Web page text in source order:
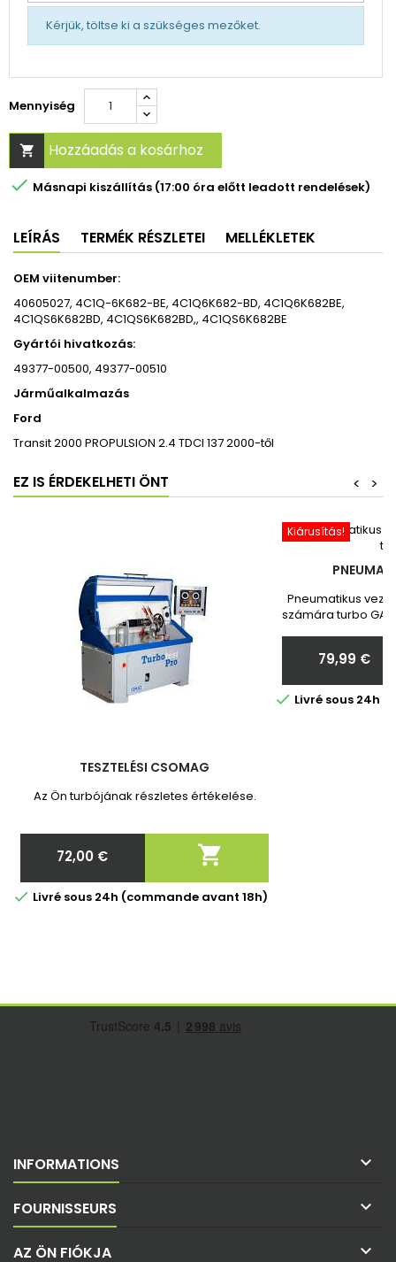
Kérjük, töltse ki a szükséges mezőket.
Mennyiség
 Hozzáadás a kosárhoz
 Másnapi kiszállítás (17:00 óra előtt leadott rendelések)
LEÍRÁS TERMÉK RÉSZLETEI MELLÉKLETEK
OEM viitenumber:
40605027, 4C1Q-6K682-BE, 4C1Q6K682-BD, 4C1Q6K682BE,
4C1QS6K682BD, 4C1QS6K682BD,, 4C1QS6K682BE
Gyártói hivatkozás:
49377-00500, 49377-00510
Járműalkalmazás
Ford
Transit 2000 PROPULSION 2.4 TDCI 137 2000-től
EZ IS ÉRDEKELHETI ÖNT >
<
TESZTELÉSI CSOMAG
Az Ön turbójának részletes értékelése.
Ár
72,00 € 
 Livré sous 24h (commande avant 18h)
Kiárusítás!
Pneumatikus
számára turbo
nekünk a
Ár
79,99 €
 Livré sous 24h
INFORMATIONS 
FOURNISSEURS 
AZ ÖN FIÓKJA 